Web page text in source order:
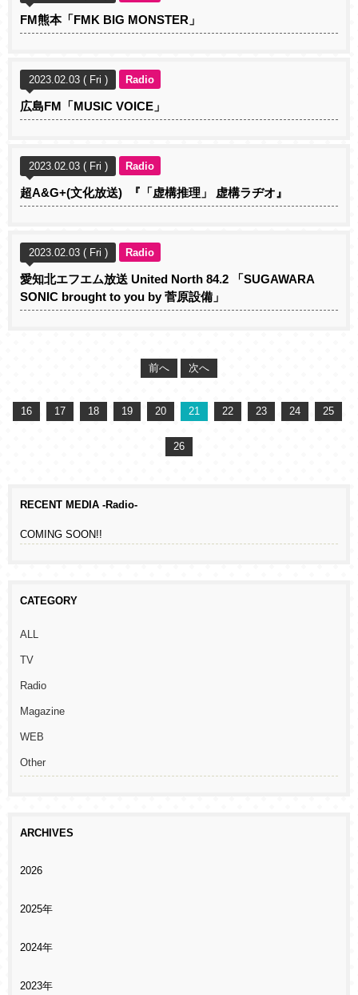
FM熊本「FMK BIG MONSTER」
2023.02.03 ( Fri ) Radio
広島FM「MUSIC VOICE」
2023.02.03 ( Fri ) Radio
超A&G+(文化放送) 『「虚構推理」 虚構ラヂオ』
2023.02.03 ( Fri ) Radio
愛知北エフエム放送 United North 84.2 「SUGAWARA
SONIC brought to you by 菅原設備」
前へ 次へ
16 17 18 19 20 21 22 23 24 25
26
RECENT MEDIA -Radio-
COMING SOON!!
CATEGORY
ALL
TV
Radio
Magazine
WEB
Other
ARCHIVES
2026
2025年
2024年
2023年